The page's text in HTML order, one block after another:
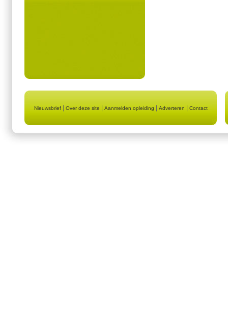
Nieuwsbrief| Over deze site Aanmelden opleiding Adverteren Contact